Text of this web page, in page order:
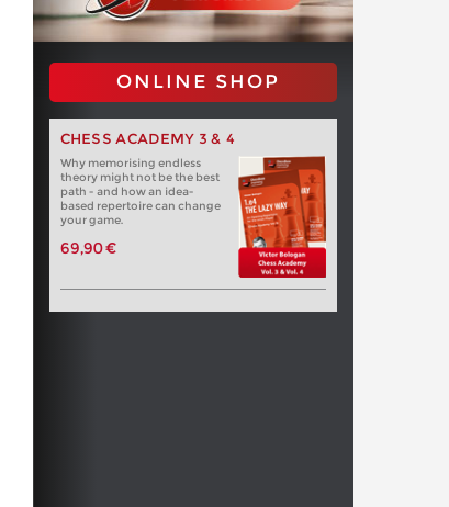
ONLINE SHOP
CHESS ACADEMY 3 & 4
Why memorising endless
theory might not be the best
path - and how an idea-
based repertoire can change
your game.
69,90 €